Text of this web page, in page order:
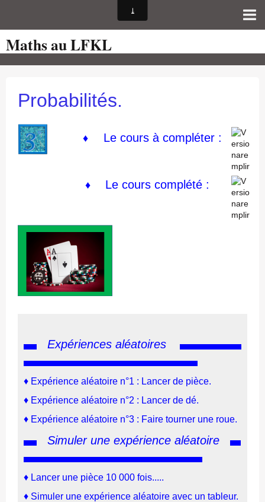
Page d'accueil
Pour les Profs
auto-évaluations
TICE
Sujets de bac
Programmes officiels
Maths au LFKL
Probabilités.
♦ Le cours à compléter :
♦ Le cours complété :
Expériences aléatoires
♦ Expérience aléatoire n°1 : Lancer de pièce.
♦ Expérience aléatoire n°2 : Lancer de dé.
♦ Expérience aléatoire n°3 : Faire tourner une roue.
Simuler une expérience aléatoire
♦ Lancer une pièce 10 000 fois.....
♦ Simuler une expérience aléatoire avec un tableur.